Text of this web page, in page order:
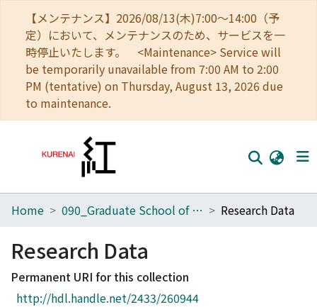
【メンテナンス】2026/08/13(木)7:00～14:00（予
定）において、メンテナンスのため、サービスを一
時停止いたします。 <Maintenance> Service will
be temporarily unavailable from 7:00 AM to 2:00
PM (tentative) on Thursday, August 13, 2026 due
to maintenance.
Home
Communities
Browse
Download Ranking
Home 090_Graduate School of Engineering Research Data
Research Data
Permanent URI for this collection
http://hdl.handle.net/2433/260944